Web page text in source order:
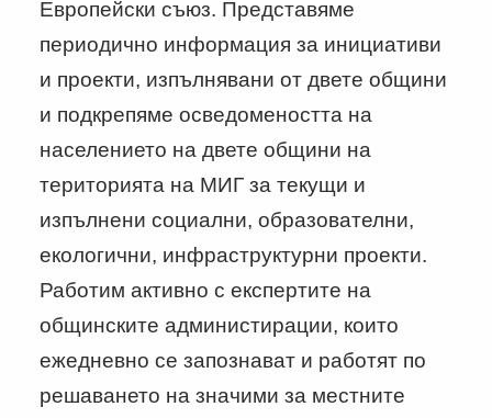
Европейски съюз. Представяме
периодично информация за инициативи
и проекти, изпълнявани от двете общини
и подкрепяме осведомеността на
населението на двете общини на
територията на МИГ за текущи и
изпълнени социални, образователни,
екологични, инфраструктурни проекти.
Работим активно с експертите на
общинските администирации, които
ежедневно се запознават и работят по
решаването на значими за местните